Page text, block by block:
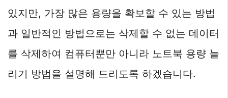
있지만, 가장 많은 용량을 확보할 수 있는 방법
과 일반적인 방법으로는 삭제할 수 없는 데이터
를 삭제하여 컴퓨터뿐만 아니라 노트북 용량 늘
리기 방법을 설명해 드리도록 하겠습니다.